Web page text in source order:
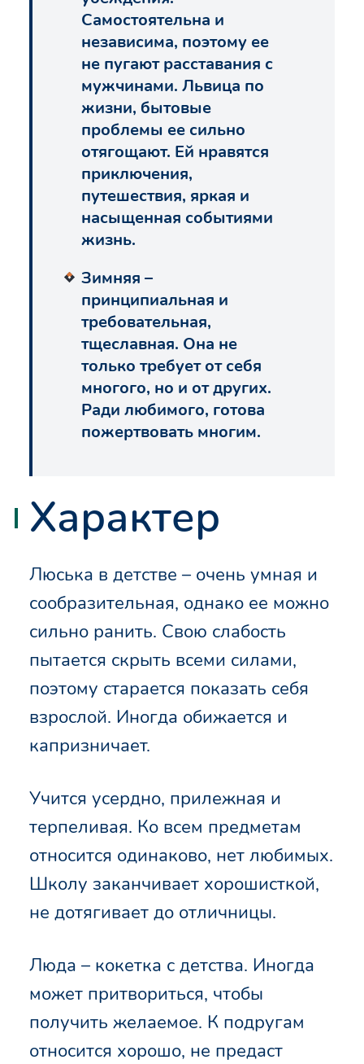
Самостоятельна и
независима, поэтому ее
не пугают расставания с
мужчинами. Львица по
жизни, бытовые
проблемы ее сильно
отягощают. Ей нравятся
приключения,
путешествия, яркая и
насыщенная событиями
жизнь.
Зимняя –
принципиальная и
требовательная,
тщеславная. Она не
только требует от себя
многого, но и от других.
Ради любимого, готова
пожертвовать многим.
Характер
Люська в детстве – очень умная и
сообразительная, однако ее можно
сильно ранить. Свою слабость
пытается скрыть всеми силами,
поэтому старается показать себя
взрослой. Иногда обижается и
капризничает.
Учится усердно, прилежная и
терпеливая. Ко всем предметам
относится одинаково, нет любимых.
Школу заканчивает хорошисткой,
не дотягивает до отличницы.
Люда – кокетка с детства. Иногда
может притвориться, чтобы
получить желаемое. К подругам
относится хорошо, не предаст